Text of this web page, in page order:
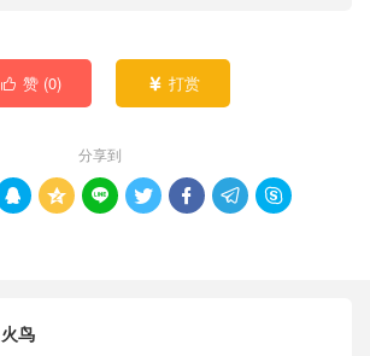
 赞 (0)  打赏
分享到
      
火鸟